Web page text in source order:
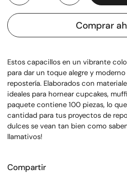
Comprar
Estos capacillos en un vibrante
para dar un toque alegre y
repostería. Elaborados con
ideales para hornear cupcakes,
paquete contiene 100 piezas, lo
cantidad para tus proyectos de
dulces se vean tan bien como
llamativos!
Compartir